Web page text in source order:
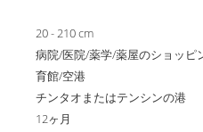
20 - 210 cm
病院/医院/薬学/薬屋のショッピ
育館/空港
チンタオまたはテンシンの港
12ヶ月